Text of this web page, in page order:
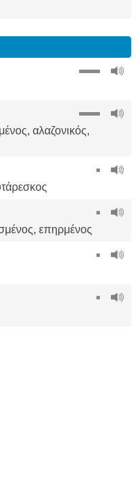
, αλαζονικός,
, επηρμένος